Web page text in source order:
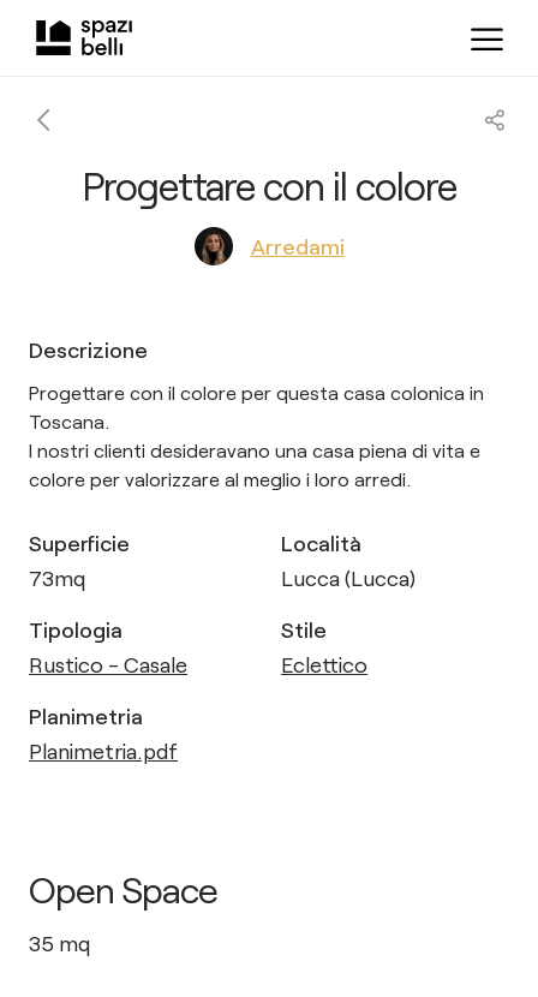
Progettare con il colore
Arredami
Descrizione
Progettare con il colore per questa casa colonica in
Toscana.
I nostri clienti desideravano una casa piena di vita e
colore per valorizzare al meglio i loro arredi.
Superficie
73mq
Località
Lucca (Lucca)
Tipologia
Rustico - Casale
Stile
Eclettico
Planimetria
Planimetria.pdf
Open Space
35 mq